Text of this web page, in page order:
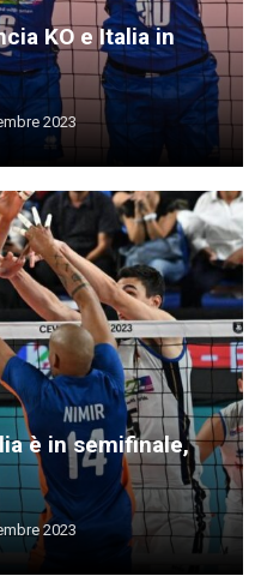
KO e Italia in
2023
è in semifinale,
2023